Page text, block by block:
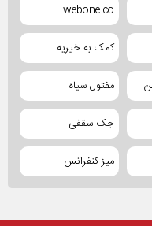
webone.co
کمک به خیریه
مفتول سیاه
جک سقفی
میز کنفرانس